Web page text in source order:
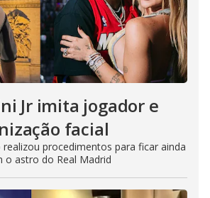
Jr imita jogador e
facial
procedimentos para ficar ainda
o astro do Real Madrid